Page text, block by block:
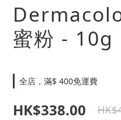
蜜粉 - 10g
全店，滿$ 400免運費
HK$338.00